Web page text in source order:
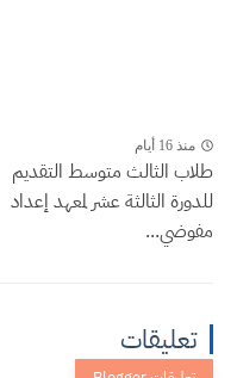
منذ 16 أيام
طلاب الثالث متوسط التقديم
للدورة الثالثة عشر لمعهد إعداد
مفوضي...
تعليقات